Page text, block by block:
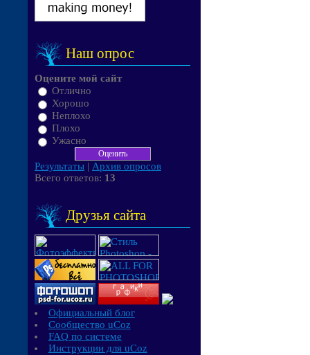
Наш опрос
Оцените мой сайт
Отлично
Хорошо
Неплохо
Плохо
Ужасно
Результаты | Архив опросов
Всего ответов: 13
Друзья сайта
Официальный блог
Сообщество uCoz
FAQ по системе
Инструкции для uCoz